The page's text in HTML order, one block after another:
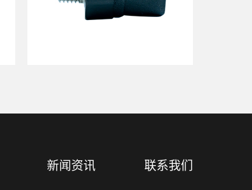
新闻资讯 联系我们